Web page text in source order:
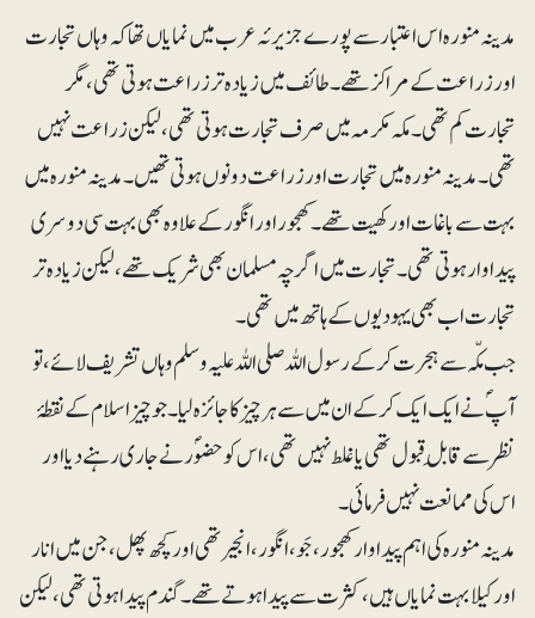
مدینہ منورہ اس اعتبار سے پورے جزیرئہ عرب میں نمایاں تھا کہ وہاں تجارت
اور زراعت کے مراکز تھے۔ طائف میں زیادہ تر زراعت ہوتی تھی، مگر
تجارت کم تھی۔ مکہ مکرمہ میں صرف تجارت ہوتی تھی، لیکن زراعت نہیں
تھی۔ مدینہ منورہ میں تجارت اور زراعت دونوں ہوتی تھیں۔ مدینہ منورہ میں
بہت سے باغات اور کھیت تھے۔ کھجور اور انگور کے علاوہ بھی بہت سی دوسری
پیداوار ہوتی تھی۔ تجارت میں اگرچہ مسلمان بھی شریک تھے، لیکن زیادہ تر
تجارت اب بھی یہودیوں کے ہاتھ میں تھی۔
جب مکّہ سے ہجرت کرکے رسول اللہ صلی اللہ علیہ وسلم وہاں تشریف لائے، تو
آپؐ نے ایک ایک کرکے ان میں سے ہرچیز کا جائزہ لیا۔جو چیز اسلام کے نقطۂ
نظر سے قابلِ قبول تھی یا غلط نہیں تھی، اس کو حضوؐر نے جاری رہنے دیا اور
اس کی ممانعت نہیں فرمائی۔
مدینہ منورہ کی اہم پیداوار کھجور، جَو، انگور، انجیر تھی اور کچھ پھل، جن میں انار
اور کیلا بہت نمایاں ہیں، کثرت سے پیدا ہوتے تھے۔ گندم پیدا ہوتی تھی، لیکن